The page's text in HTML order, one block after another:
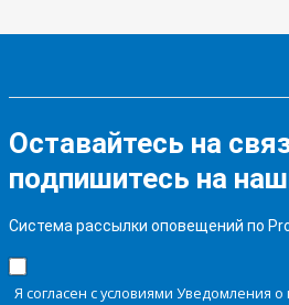
Оставайтесь на
подпишитесь на
Система рассылки оповещений по
Я согласен с условиями Уведомления